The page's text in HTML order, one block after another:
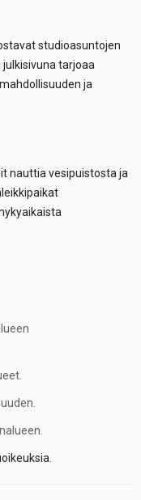
studioasuntojen
tarjoaa
ja
nauttia vesipuistosta ja